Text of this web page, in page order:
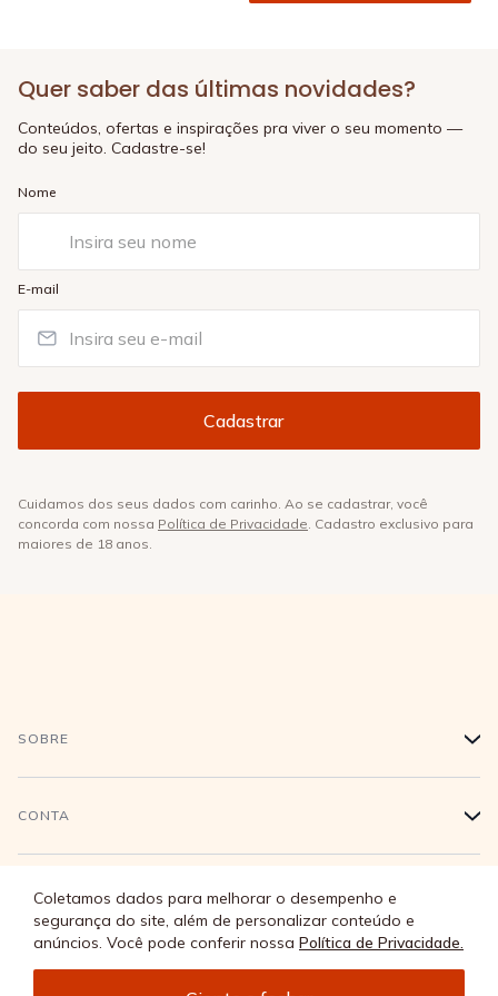
Coletamos dados para melhorar o desempenho e
segurança do site, além de personalizar conteúdo e
anúncios. Você pode conferir nossa Política de Privacidade.
Quer saber das últimas novidades?
Conteúdos, ofertas e inspirações pra viver o seu momento —
do seu jeito. Cadastre-se!
Nome
E-mail
Cuidamos dos seus dados com carinho. Ao se cadastrar, você
concorda com nossa Política de Privacidade. Cadastro exclusivo para
maiores de 18 anos.
SOBRE +
História
Conecte-se
CONTA +
Minha Conta
ATENDIMENTO
SEJA